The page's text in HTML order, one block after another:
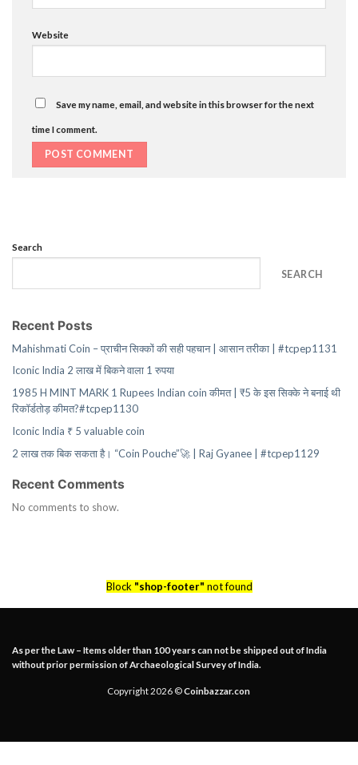
Website
Save my name, email, and website in this browser for the next
time I comment.
Search
SEARCH
Recent Posts
Mahishmati Coin – प्राचीन सिक्कों की सही पहचान | आसान तरीका | #tcpep1131
Iconic India 2 लाख में बिकने वाला 1 रुपया
1985 H MINT MARK 1 Rupees Indian coin कीमत | ₹5 के इस सिक्के ने बनाई थी
रिकॉर्डतोड़ कीमत?#tcpep1130
Iconic India ₹ 5 valuable coin
2 लाख तक बिक सकता है। “Coin Pouche”🚀 | Raj Gyanee | #tcpep1129
Recent Comments
No comments to show.
Block "shop-footer" not found
As per the Law – Items older than 100 years can not be shipped out of India
without prior permission of Archaeological Survey of India.
Copyright 2026 ©Coinbazzar.con